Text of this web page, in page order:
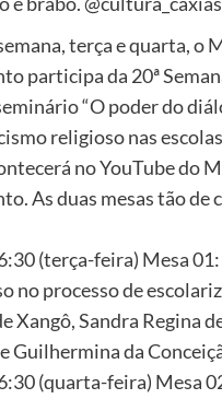
terça e quarta, o
participa da 20ª
“O poder do
religioso nas
no YouTube do
As duas mesas tão de
(terça-feira) Mesa 01:
no processo de
Xangô, Sandra Regina
Guilhermina da
(quarta-feira) Mesa